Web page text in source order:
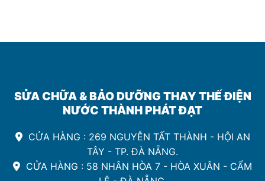
SỬA CHỮA & BẢO DƯỠNG THAY THẾ ĐIỆN
NƯỚC THÀNH PHÁT ĐẠT
CỬA HÀNG : 269 NGUYỄN TẤT THÀNH - HỘI AN
TÂY - TP. ĐÀ NẴNG.
CỬA HÀNG : 58 NHÂN HÒA 7 - HÒA XUÂN - CẨM